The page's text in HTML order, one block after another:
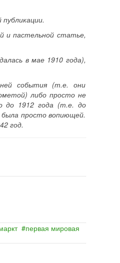
и пастельной статье,
в мае 1910 года),
события (т.е. они
либо просто не
до 1912 года (т.е. до
просто вопиющей.
год.
первая мировая